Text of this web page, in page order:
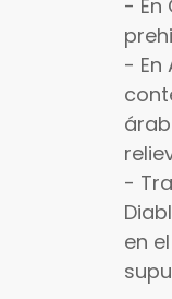
- En
- En
-
en